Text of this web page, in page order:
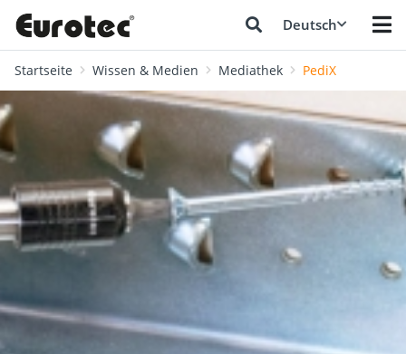
Deutsch
Startseite Wissen & Medien Mediathek PediX